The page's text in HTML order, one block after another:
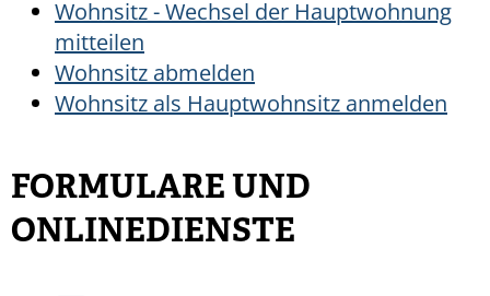
Wohnsitz - Wechsel der Hauptwohnung
mitteilen
Wohnsitz abmelden
Wohnsitz als Hauptwohnsitz anmelden
FORMULARE UND
ONLINEDIENSTE